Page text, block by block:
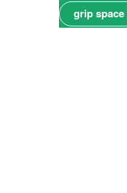
grip space